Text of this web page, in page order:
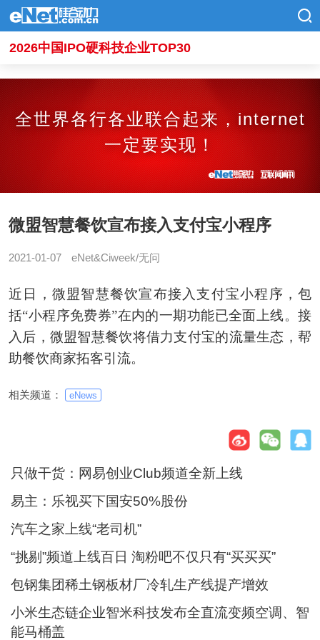
2026中国IPO硬科技企业TOP30
全世界各行各业联合起来，internet
一定要实现！
微盟智慧餐饮宣布接入支付宝小程序
2021-01-07 eNet&Ciweek/无问
近日，微盟智慧餐饮宣布接入支付宝小程序，包
括“小程序免费券”在内的一期功能已全面上线。接
入后，微盟智慧餐饮将借力支付宝的流量生态，帮
助餐饮商家拓客引流。
相关频道： eNews
只做干货：网易创业Club频道全新上线
易主：乐视买下国安50%股份
汽车之家上线“老司机”
“挑剔”频道上线百日 淘粉吧不仅只有“买买买”
包钢集团稀土钢板材厂冷轧生产线提产增效
小米生态链企业智米科技发布全直流变频空调、智
能马桶盖